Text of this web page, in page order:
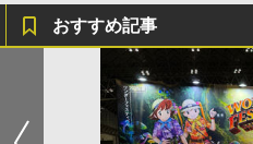
おすすめ記事